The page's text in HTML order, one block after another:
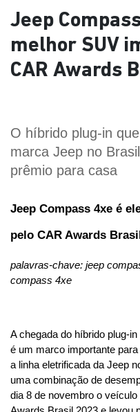
Jeep
melhor SUV
CAR Awards
O híbrido plug-in
marca Jeep no
prêmio para casa
Jeep Compass 4xe é
pelo CAR Awards
palavras-chave: jeep
compass 4xe
A chegada do híbrido plug-in
é um marco importante
a linha eletrificada da Jeep
uma combinação de
dia 8 de novembro o